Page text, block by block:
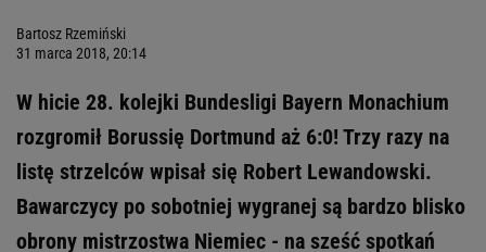
Bartosz Rzemiński
31 marca 2018, 20:14
W hicie 28. kolejki Bundesligi Bayern Monachium
rozgromił Borussię Dortmund aż 6:0! Trzy razy na
listę strzelców wpisał się Robert Lewandowski.
Bawarczycy po sobotniej wygranej są bardzo blisko
obrony mistrzostwa Niemiec - na sześć spotkań